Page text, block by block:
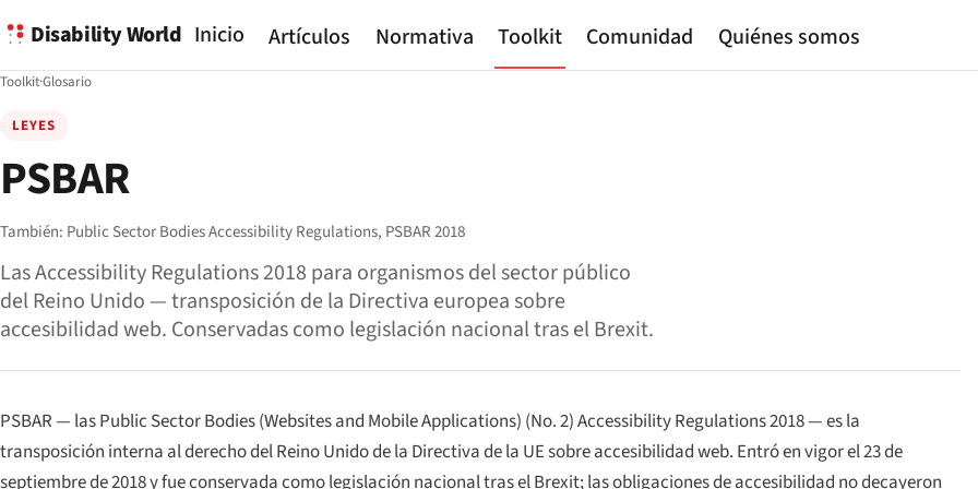
Disability World Inicio Artículos Normativa Toolkit Comunidad Quiénes somos
Toolkit·Glosario
LEYES
PSBAR
También: Public Sector Bodies Accessibility Regulations, PSBAR 2018
Las Accessibility Regulations 2018 para organismos del sector público
del Reino Unido — transposición de la Directiva europea sobre
accesibilidad web. Conservadas como legislación nacional tras el Brexit.
PSBAR — lasPublic Sector Bodies (Websites and Mobile Applications) (No. 2) Accessibility Regulations 2018— es la
transposición interna al derecho del Reino Unido de la Directiva de la UE sobre accesibilidad web. Entró en vigor el 23 de
septiembre de 2018 y fue conservada como legislación nacional tras el Brexit; las obligaciones de accesibilidad no decayeron